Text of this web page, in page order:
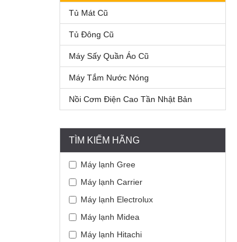
Tủ Mát Cũ
Tủ Đông Cũ
Máy Sấy Quần Áo Cũ
Máy Tắm Nước Nóng
Nồi Cơm Điện Cao Tần Nhật Bản
TÌM KIẾM HÃNG
Máy lạnh Gree
Máy lạnh Carrier
Máy lạnh Electrolux
Máy lạnh Midea
Máy lạnh Hitachi